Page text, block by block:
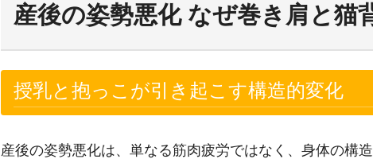
産後の姿勢悪化 なぜ巻き肩と猫
授乳と抱っこが引き起こす構造的変化
産後の姿勢悪化は、単なる筋肉疲労ではなく、身体の構